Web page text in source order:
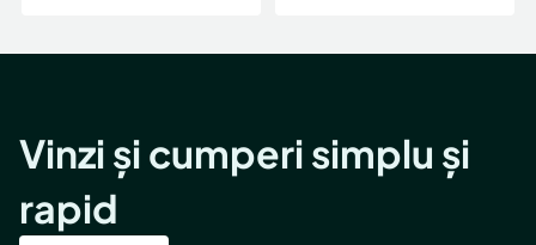
Vinzi și cumperi simplu și
rapid